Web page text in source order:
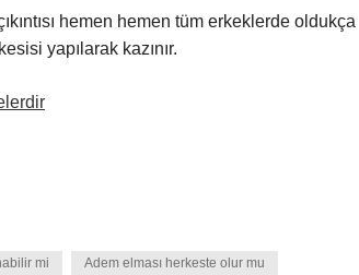
hemen hemen tüm erkeklerde oldukça
yapılarak kazınır.
mi Adem elması herkeste olur mu